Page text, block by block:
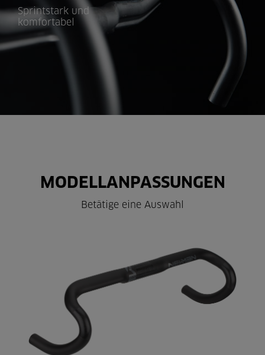
Sprintstark und
komfortabel
MODELLANPASSUNGEN
Betätige eine Auswahl